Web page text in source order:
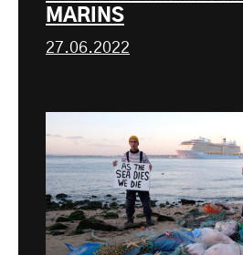
MARINS
27.06.2022